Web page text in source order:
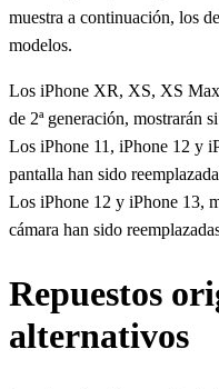
muestra a continuación, los
modelos.
Los iPhone XR, XS, XS
de 2ª generación, mostrarán
Los iPhone 11, iPhone 12 y
pantalla han sido
Los iPhone 12 y iPhone 13,
cámara han sido
Repuestos
alternativos